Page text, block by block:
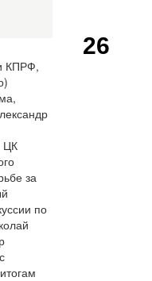
26
КПРФ,
ЦК
за
по